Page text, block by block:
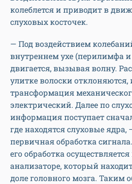
колеблется и приводит в
слуховых косточек.
— Под воздействием
внутреннем ухе (перилимфа
двигается, вызывая волну.
улитке волоски отклоняются,
трансформация
электрический. Далее по
информация поступает
где находятся слуховые ядра,
первичная обработка
его обработка
анализаторе, который
доле головного мозга. Таким